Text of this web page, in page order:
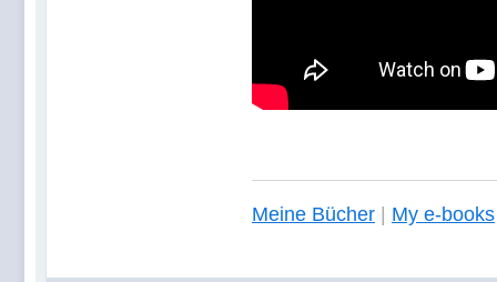
Meine Bücher | My e-books